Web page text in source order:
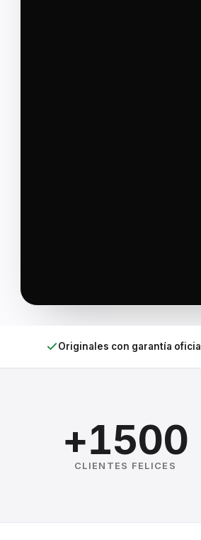
Originales con garantía oficial
+1500
CLIENTES FELICES